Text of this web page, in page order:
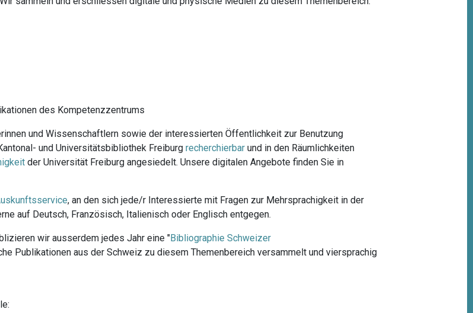
des Kompetenzzentrums
und Wissenschaftlern sowie der interessierten Öffentlichkeit zur Benutzung
und Universitätsbibliothek Freiburgrecherchierbar und in den Räumlichkeiten
der Universität Freiburg angesiedelt. Unsere digitalen Angebote finden Sie in
, an den sich jede/r Interessierte mit Fragen zur Mehrsprachigkeit in der
auf Deutsch, Französisch, Italienisch oder Englisch entgegen.
wir ausserdem jedes Jahr eine "Bibliographie Schweizer
Publikationen aus der Schweiz zu diesem Themenbereich versammelt und viersprachig